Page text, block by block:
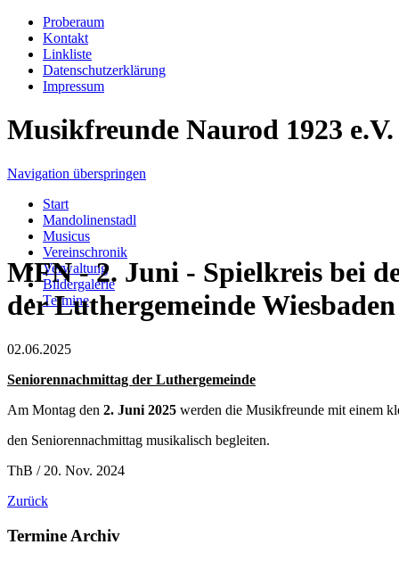
Proberaum
Kontakt
Linkliste
Datenschutzerklärung
Impressum
Musikfreunde Naurod 1923 e.V.
Navigation überspringen
Start
Mandolinenstadl
Musicus
Vereinschronik
Verwaltung
Bildergalerie
Termine
MFN - 2. Juni - Spielkreis bei
der Luthergemeinde Wiesbaden
02.06.2025
Seniorennachmittag der Luthergemeinde
Am Montag den 2. Juni 2025 werden die Musikfreunde mit einem
den Seniorennachmittag musikalisch begleiten.
ThB / 20. Nov. 2024
Zurück
Termine Archiv